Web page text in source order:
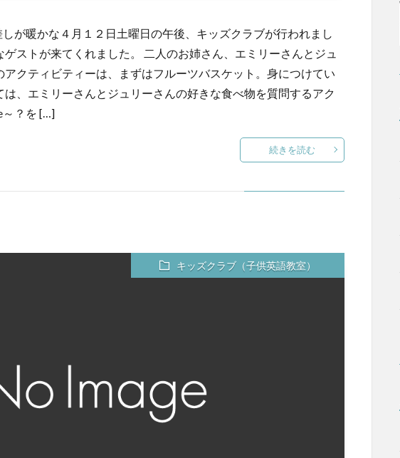
が暖かな４月１２日土曜日の午後、キッズクラブが行われまし
ストが来てくれました。 二人のお姉さん、エミリーさんとジュ
アクティビティーは、まずはフルーツバスケット。身につけてい
は、エミリーさんとジュリーさんの好きな食べ物を質問するアク
～？を […]
続きを読む
キッズクラブ（子供英語教室）